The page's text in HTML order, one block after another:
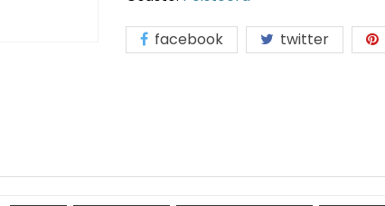
facebook twitter